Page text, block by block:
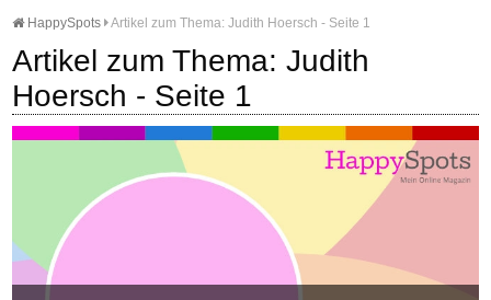
HappySpots Artikel zum Thema: Judith Hoersch - Seite 1
Artikel zum Thema: Judith
Hoersch - Seite 1